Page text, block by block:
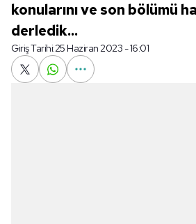
konularını ve son bölümü
derledik...
Giriş Tarihi:25 Haziran 2023 - 16:01